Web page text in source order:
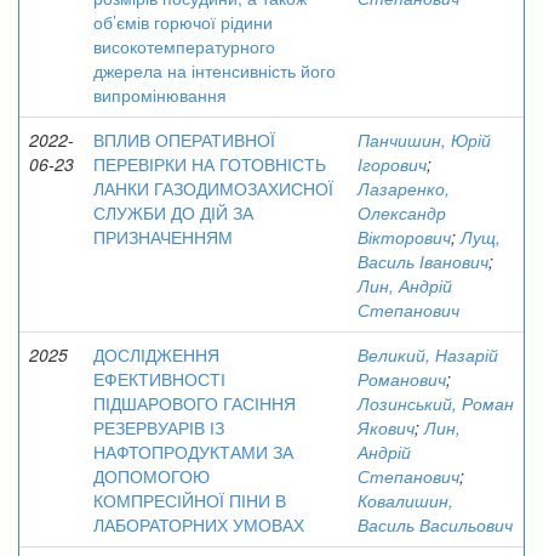
об’ємів горючої рідини
високотемпературного
джерела на інтенсивність його
випромінювання
2022-
06-23
ВПЛИВ ОПЕРАТИВНОЇ
ПЕРЕВІРКИ НА ГОТОВНІСТЬ
ЛАНКИ ГАЗОДИМОЗАХИСНОЇ
СЛУЖБИ ДО ДІЙ ЗА
ПРИЗНАЧЕННЯМ
Панчишин, Юрій
Ігорович;
Лазаренко,
Олександр
Вікторович;Лущ,
Василь Іванович;
Лин, Андрій
Степанович
2025
ДОСЛІДЖЕННЯ
ЕФЕКТИВНОСТІ
ПІДШАРОВОГО ГАСІННЯ
РЕЗЕРВУАРІВ ІЗ
НАФТОПРОДУКТАМИ ЗА
ДОПОМОГОЮ
КОМПРЕСІЙНОЇ ПІНИ В
ЛАБОРАТОРНИХ УМОВАХ
Великий, Назарій
Романович;
Лозинський, Роман
Якович;Лин,
Андрій
Степанович;
Ковалишин,
Василь Васильович